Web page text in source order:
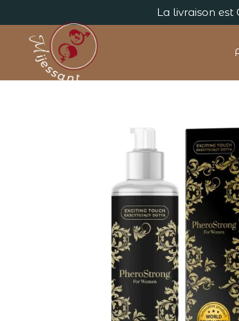
La livraison est